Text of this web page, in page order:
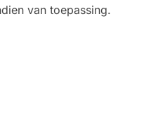
van toepassing.